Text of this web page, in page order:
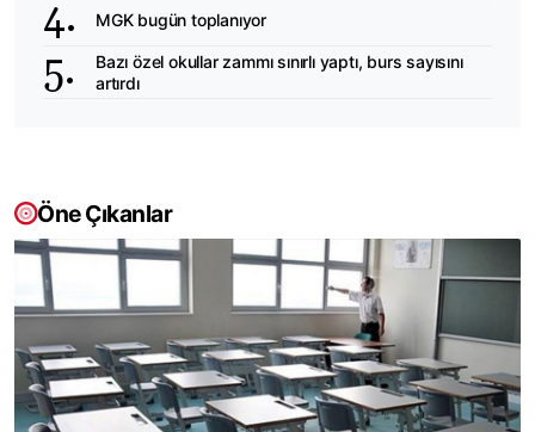
MGK bugün toplanıyor
Bazı özel okullar zammı sınırlı yaptı, burs sayısını
artırdı
Öne Çıkanlar